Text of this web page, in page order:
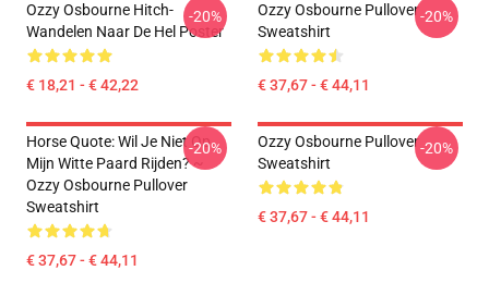
Ozzy Osbourne Hitch-
Wandelen Naar De Hel Poster
€ 18,21 - € 42,22
-20%
Ozzy Osbourne Pullover
Sweatshirt
€ 37,67 - € 44,11
-20%
Horse Quote: Wil Je Niet Op
Mijn Witte Paard Rijden? ~
Ozzy Osbourne Pullover
Sweatshirt
€ 37,67 - € 44,11
-20%
Ozzy Osbourne Pullover
Sweatshirt
€ 37,67 - € 44,11
-20%